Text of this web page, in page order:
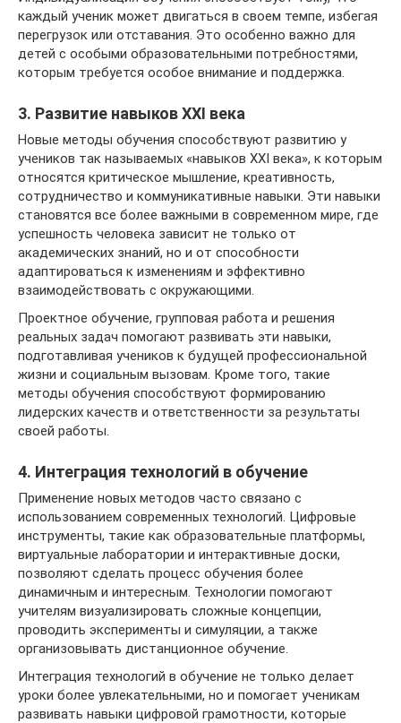
каждый ученик может двигаться в своем темпе, избегая
перегрузок или отставания. Это особенно важно для
детей с особыми образовательными потребностями,
которым требуется особое внимание и поддержка.
3. Развитие навыков XXI века
Новые методы обучения способствуют развитию у
учеников так называемых «навыков XXI века», к которым
относятся критическое мышление, креативность,
сотрудничество и коммуникативные навыки. Эти навыки
становятся все более важными в современном мире, где
успешность человека зависит не только от
академических знаний, но и от способности
адаптироваться к изменениям и эффективно
взаимодействовать с окружающими.
Проектное обучение, групповая работа и решения
реальных задач помогают развивать эти навыки,
подготавливая учеников к будущей профессиональной
жизни и социальным вызовам. Кроме того, такие
методы обучения способствуют формированию
лидерских качеств и ответственности за результаты
своей работы.
4. Интеграция технологий в обучение
Применение новых методов часто связано с
использованием современных технологий. Цифровые
инструменты, такие как образовательные платформы,
виртуальные лаборатории и интерактивные доски,
позволяют сделать процесс обучения более
динамичным и интересным. Технологии помогают
учителям визуализировать сложные концепции,
проводить эксперименты и симуляции, а также
организовывать дистанционное обучение.
Интеграция технологий в обучение не только делает
уроки более увлекательными, но и помогает ученикам
развивать навыки цифровой грамотности, которые